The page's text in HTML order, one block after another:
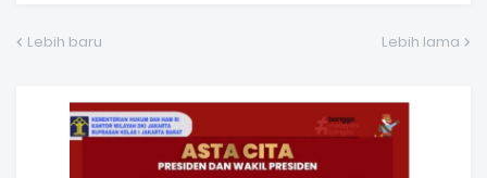
Lebih baru Lebih lama